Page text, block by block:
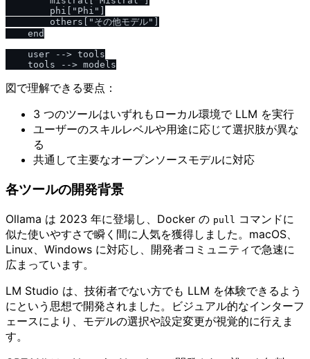
        phi["Phi"]
        others["その他モデル"]
    end
    user --> tools
図で理解できる要点：
3 つのツールはいずれもローカル環境で LLM を実行
ユーザーのスキルレベルや用途に応じて選択肢が異な
る
共通して主要なオープンソースモデルに対応
各ツールの開発背景
Ollama は 2023 年に登場し、Docker の pull
コマンドに
似た使いやすさで瞬く間に人気を獲得しました。macOS、
Linux、Windows に対応し、開発者コミュニティで急速に
広まっています。
LM Studio は、技術者でない方でも LLM を体験できるよう
にという思想で開発されました。ビジュアル的なインターフ
ェースにより、モデルの選択や設定変更が視覚的に行えま
す。